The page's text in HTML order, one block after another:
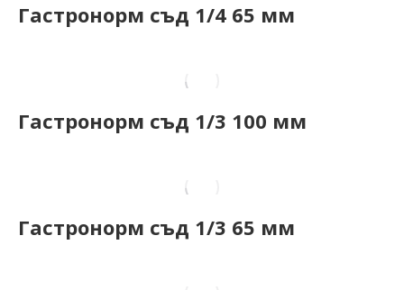
Гастронорм съд 1/4 65 мм
Гастронорм съд 1/3 100 мм
Гастронорм съд 1/3 65 мм